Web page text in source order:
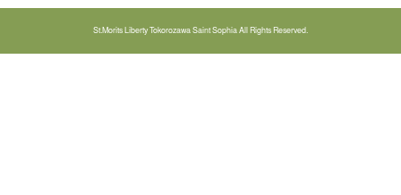
St.Morits Liberty Tokorozawa Saint Sophia All Rights Reserved.